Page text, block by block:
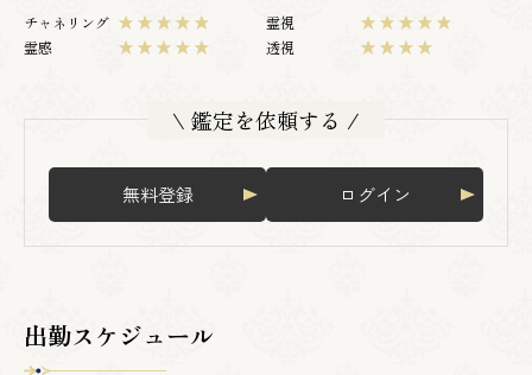
チャネリング
霊視
霊感
透視
\ 鑑定を依頼する /
無料登録 ログイン
出勤スケジュール